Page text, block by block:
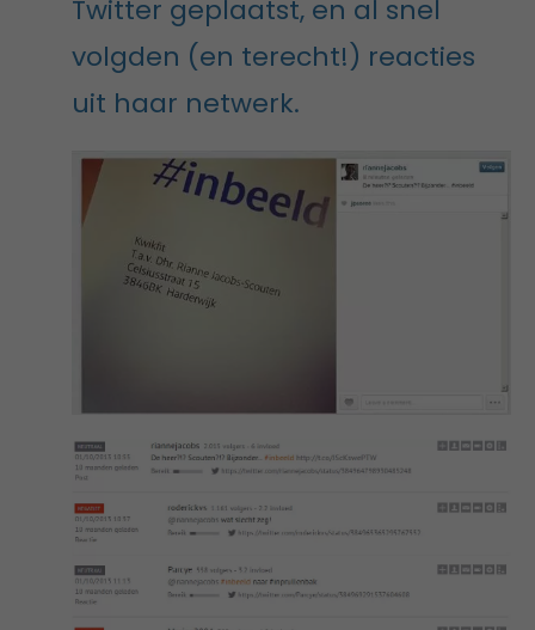
Twitter geplaatst, en al snel
volgden (en terecht!) reacties
uit haar netwerk.